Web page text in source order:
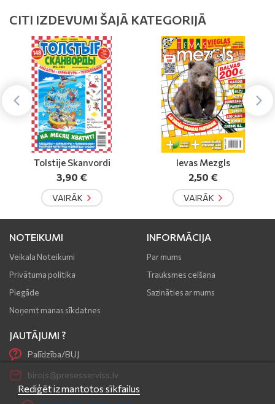
CITI IZDEVUMI ŠAJĀ KATEGORIJĀ
Ievas Mezgls
2,50 €
VAIRĀK
Boļšije Kļetki
3,90 €
VAIRĀK
NOTEIKUMI
Veikala Noteikumi
Privātuma politika
Piegāde
Noņemt manas sīkdatnes
INFORMĀCIJA
Par mums
Trauksmes celšana
Sazināties ar mums
Rediģēt izmantotos sīkfailus
JAUTĀJUMI ?
Palīdzība/BUJ
birojs@presesserviss.lv